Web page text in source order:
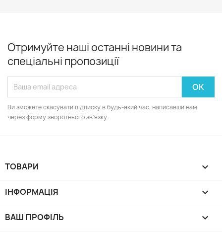
Отримуйте наші останні новини та
спеціальні пропозиції
Ви зможете скасувати підписку в будь-який час, написавши нам
через форму зворотнього зв'язку.
ТОВАРИ 
ІНФОРМАЦІЯ 
ВАШ ПРОФІЛЬ 